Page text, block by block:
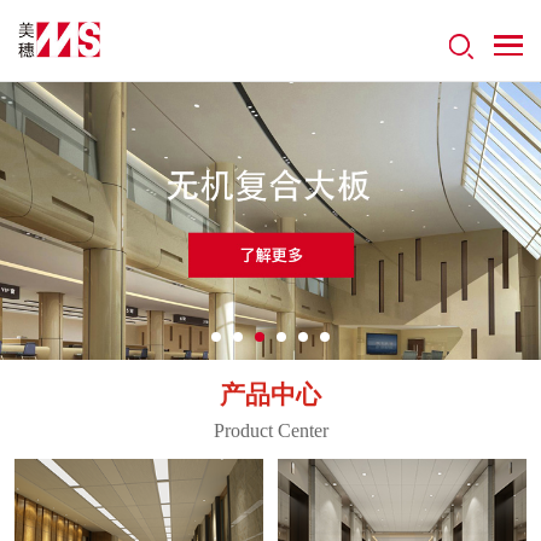
产品中心
Product Center